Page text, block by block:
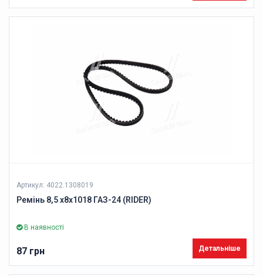
Артикул: 4022.1308019
Ремінь 8,5 х8х1018 ГАЗ-24 (RIDER)
В наявності
87 грн Детальніше